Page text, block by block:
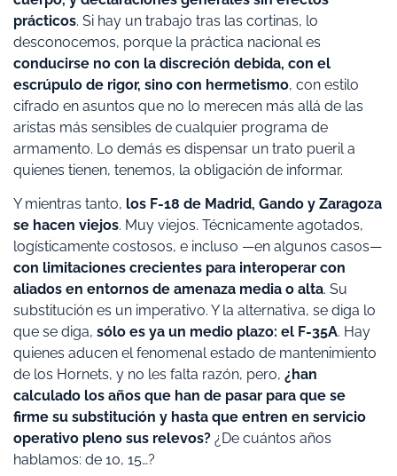
prácticos. Si hay un trabajo tras las cortinas, lo
desconocemos, porque la práctica nacional es
conducirse no con la discreción debida, con el
escrúpulo de rigor, sino con hermetismo, con estilo
cifrado en asuntos que no lo merecen más allá de las
aristas más sensibles de cualquier programa de
armamento. Lo demás es dispensar un trato pueril a
quienes tienen, tenemos, la obligación de informar.
Y mientras tanto, los F-18 de Madrid, Gando y Zaragoza
se hacen viejos. Muy viejos. Técnicamente agotados,
logísticamente costosos, e incluso —en algunos casos—
con limitaciones crecientes para interoperar con
aliados en entornos de amenaza media o alta. Su
substitución es un imperativo. Y la alternativa, se diga lo
que se diga, sólo es ya un medio plazo: el F-35A. Hay
quienes aducen el fenomenal estado de mantenimiento
de los Hornets, y no les falta razón, pero, ¿han
calculado los años que han de pasar para que se
firme su substitución y hasta que entren en servicio
operativo pleno sus relevos? ¿De cuántos años
hablamos: de 10, 15…?